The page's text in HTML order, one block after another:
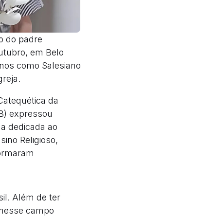
do padre
em Belo
como Salesiano
da
expressou
dedicada ao
Religioso,
Além de ter
campo